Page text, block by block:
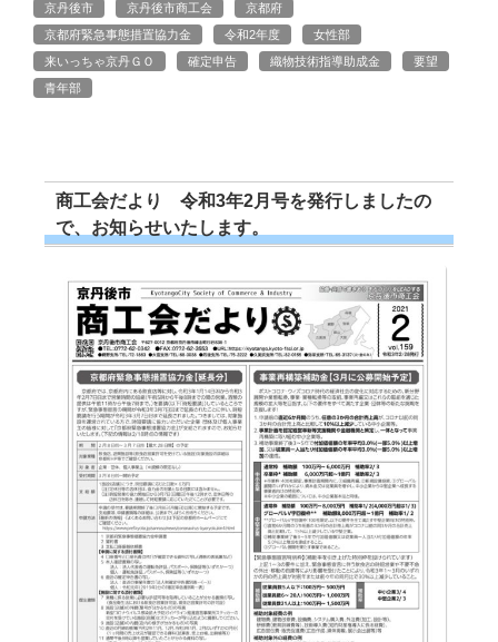
京丹後市
京丹後市商工会
京都府
京都府緊急事態措置協力金
令和2年度
女性部
来いっちゃ京丹ＧＯ
確定申告 織物技術指導助成金
要望
青年部
商工会だより 令和3年2月号を発行しましたの
で、お知らせいたします。